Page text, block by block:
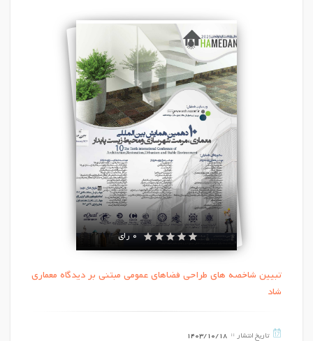
0 رای
تبیین شاخصه های طراحی فضاهای عمومی مبتنی بر دیدگاه معماری
شاد
تاریخ انتشار 1403/10/18